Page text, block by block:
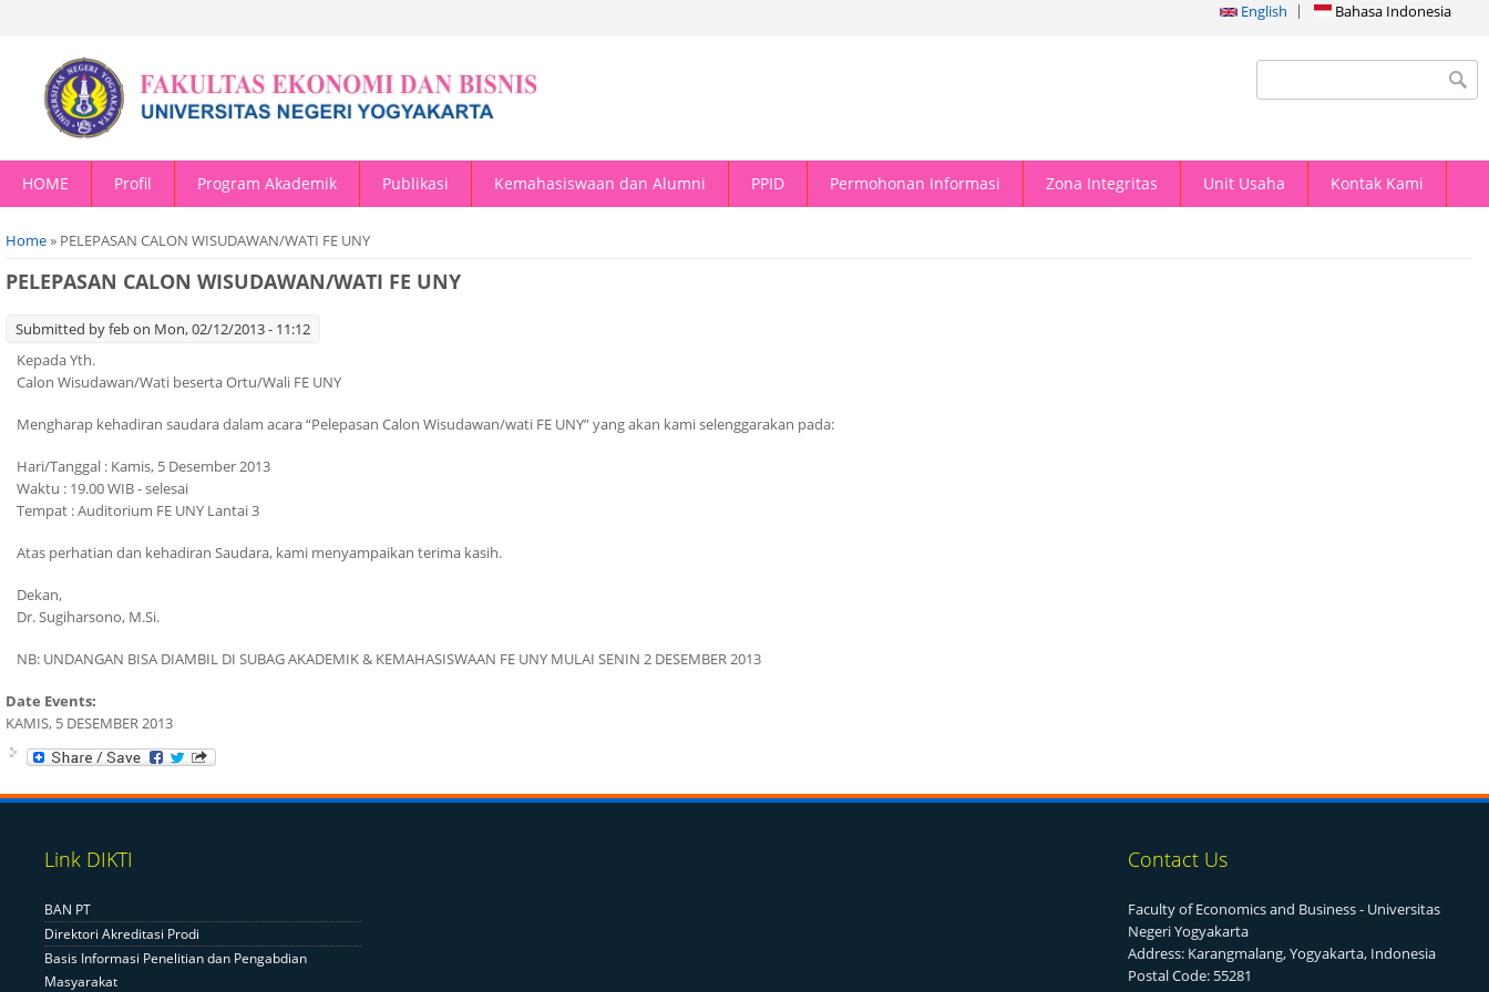
English Bahasa Indonesia
Search form
HOME Profil Program Akademik Publikasi Kemahasiswaan dan Alumni PPID Permohonan Informasi Zona Integritas Unit Usaha Kontak Kami
You are here
Home» PELEPASAN CALON WISUDAWAN/WATI FE UNY
PELEPASAN CALON WISUDAWAN/WATI FE UNY
Submitted byfebon Mon, 02/12/2013 - 11:12
Kepada Yth.
Calon Wisudawan/Wati beserta Ortu/Wali FE UNY
Mengharap kehadiran saudara dalam acara “Pelepasan Calon Wisudawan/wati FE UNY” yang akan kami selenggarakan pada:
Hari/Tanggal : Kamis, 5 Desember 2013
Waktu : 19.00 WIB - selesai
Tempat : Auditorium FE UNY Lantai 3
Atas perhatian dan kehadiran Saudara, kami menyampaikan terima kasih.
Dekan,
Dr. Sugiharsono, M.Si.
NB: UNDANGAN BISA DIAMBIL DI SUBAG AKADEMIK & KEMAHASISWAAN FE UNY MULAI SENIN 2 DESEMBER 2013
Date Events:
KAMIS, 5 DESEMBER 2013
Link DIKTI
BAN PT
Direktori Akreditasi Prodi
Basis Informasi Penelitian dan Pengabdian
Masyarakat
Contact Us
Faculty of Economics and Business - Universitas
Negeri Yogyakarta
Address: Karangmalang, Yogyakarta, Indonesia
Postal Code: 55281